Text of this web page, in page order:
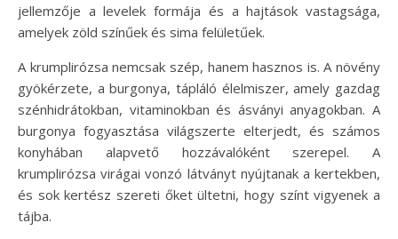
jellemzője a levelek formája és a hajtások vastagsága,
amelyek zöld színűek és sima felületűek.
A krumplirózsa nemcsak szép, hanem hasznos is. A növény
gyökérzete, a burgonya, tápláló élelmiszer, amely gazdag
szénhidrátokban, vitaminokban és ásványi anyagokban. A
burgonya fogyasztása világszerte elterjedt, és számos
konyhában alapvető hozzávalóként szerepel. A
krumplirózsa virágai vonzó látványt nyújtanak a kertekben,
és sok kertész szereti őket ültetni, hogy színt vigyenek a
tájba.